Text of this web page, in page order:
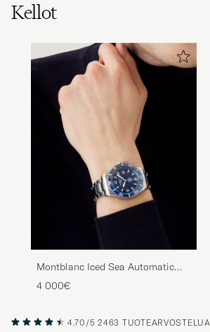
Kellot
Montblanc Iced Sea Automatic
Date Blue
4 000€
4.70/5 2463 TUOTEARVOSTELUA